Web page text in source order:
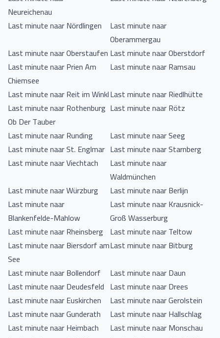
Neureichenau
Last minute naar Nördlingen
Last minute naar
Oberammergau
Last minute naar Oberstaufen Last minute naar Oberstdorf
Last minute naar Prien Am
Chiemsee
Last minute naar Ramsau
Last minute naar Reit im WinklLast minute naar Riedlhütte
Last minute naar Rothenburg
Ob Der Tauber
Last minute naar Rötz
Last minute naar Runding
Last minute naar Seeg
Last minute naar St. Englmar Last minute naar Starnberg
Last minute naar Viechtach
Last minute naar
Waldmünchen
Last minute naar Würzburg
Last minute naar Berlijn
Last minute naar
Blankenfelde-Mahlow
Last minute naar Krausnick-
Groß Wasserburg
Last minute naar Rheinsberg Last minute naar Teltow
Last minute naar Biersdorf am
See
Last minute naar Bitburg
Last minute naar Bollendorf
Last minute naar Daun
Last minute naar Deudesfeld Last minute naar Drees
Last minute naar Euskirchen
Last minute naar Gerolstein
Last minute naar Gunderath
Last minute naar Hallschlag
Last minute naar Heimbach
Last minute naar Monschau